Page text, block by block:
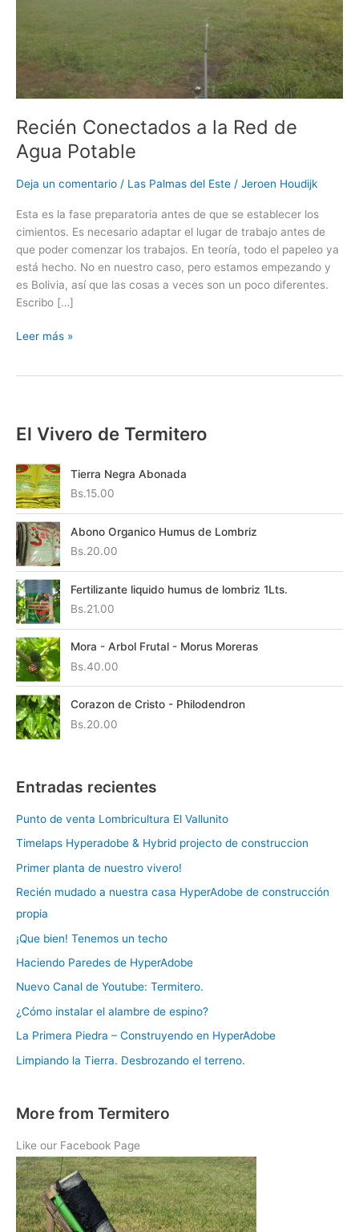
Recién Conectados a la Red de
Agua Potable
Deja un comentario / Las Palmas del Este / Jeroen Houdijk
Esta es la fase preparatoria antes de que se establecer los
cimientos. Es necesario adaptar el lugar de trabajo antes de
que poder comenzar los trabajos. En teoría, todo el papeleo ya
está hecho. No en nuestro caso, pero estamos empezando y
es Bolivia, así que las cosas a veces son un poco diferentes.
Escribo […]
Potable
Leer más »
El Vivero de Termitero
Tierra Negra Abonada
Bs.15.00
Abono Organico Humus de Lombriz
Bs.20.00
Fertilizante liquido humus de lombriz 1Lts.
Bs.21.00
Mora - Arbol Frutal - Morus Moreras
Bs.40.00
Corazon de Cristo - Philodendron
Bs.20.00
Entradas recientes
Punto de venta Lombricultura El Vallunito
Timelaps Hyperadobe & Hybrid projecto de construccion
Primer planta de nuestro vivero!
Recién mudado a nuestra casa HyperAdobe de construcción
propia
¡Que bien! Tenemos un techo
Haciendo Paredes de HyperAdobe
Nuevo Canal de Youtube: Termitero.
¿Cómo instalar el alambre de espino?
La Primera Piedra – Construyendo en HyperAdobe
Limpiando la Tierra. Desbrozando el terreno.
More from Termitero
Like our Facebook Page